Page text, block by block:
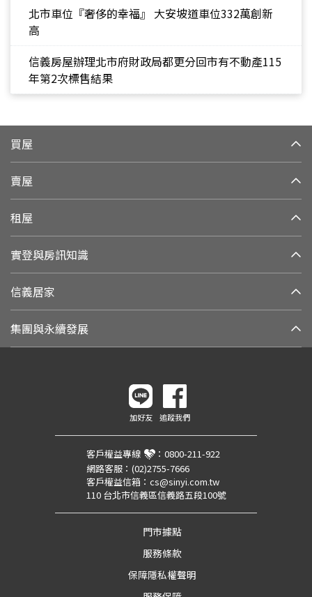
北市車位『奢侈的幸福』 大安坡道車位332萬創新
高
信義房屋辦理北市府財政局都更分回市有不動產115
年第2次標售結果
買屋
賣屋
租屋
實登與房訊知識
信義居家
集團與永續發展
加好友 追蹤我們
客戶權益專線 ： 0800-211-922
網路客服： (02)2755-7666
客戶權益信箱： cs@sinyi.com.tw
110 台北市信義區信義路五段100號
門市據點
服務條款
保障隱私權聲明